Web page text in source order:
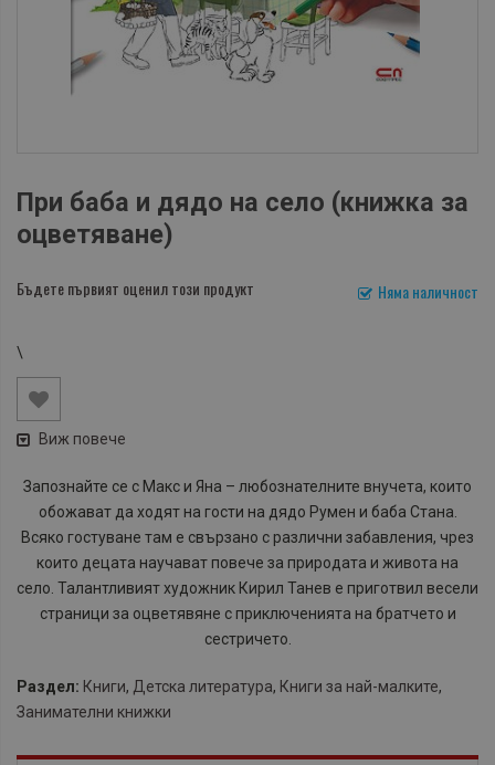
При баба и дядо на село (книжка за
оцветяване)
Няма наличност
Бъдете първият оценил този продукт
\
Виж повече
Запознайте се с Макс и Яна – любознателните внучета, които
обожават да ходят на гости на дядо Румен и баба Стана.
Всяко гостуване там е свързано с различни забавления, чрез
които децата научават повече за природата и живота на
село. Талантливият художник Кирил Танев е приготвил весели
страници за оцветявяне с приключенията на братчето и
сестричето.
Раздел: Книги, Детска литература, Книги за най-малките,
Занимателни книжки